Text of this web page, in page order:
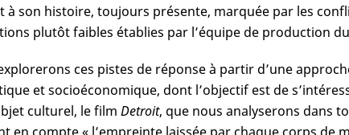
à son histoire, toujours présente, marquée par les
plutôt faibles établies par l’équipe de production
ces pistes de réponse à partir d’une
et socioéconomique, dont l’objectif est de
culturel, le film Detroit, que nous analyserons dans
en compte « l’empreinte laissée par chaque corps de